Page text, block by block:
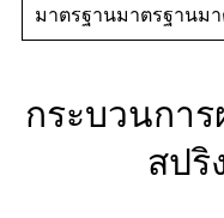
มาตรฐานมาตรฐานม
กระบวนกา
สปริ